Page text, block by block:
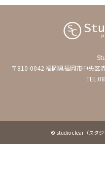
〒810-0042 福岡県福岡市中央区
© studio clear（スタジ